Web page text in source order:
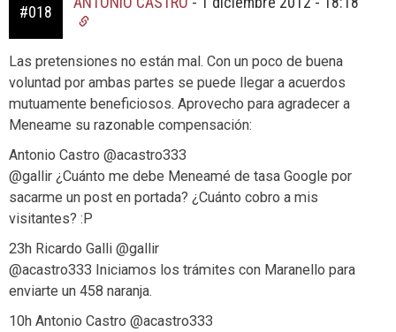
#018
Las pretensiones no están mal. Con un poco de buena
voluntad por ambas partes se puede llegar a acuerdos
mutuamente beneficiosos. Aprovecho para agradecer a
Meneame su razonable compensación:
Antonio Castro ‏@acastro333
@gallir ¿Cuánto me debe Meneamé de tasa Google por
sacarme un post en portada? ¿Cuánto cobro a mis
visitantes? :P
23h Ricardo Galli ‏@gallir
@acastro333 Iniciamos los trámites con Maranello para
enviarte un 458 naranja.
10h Antonio Castro ‏@acastro333